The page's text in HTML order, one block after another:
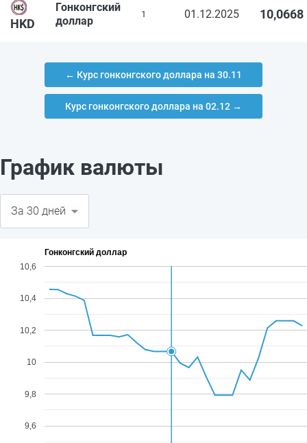
HKD
Гонконгский
доллар
1 01.12.2025 10,0668
← Курс гонконгского доллара на 30.11
Курс гонконгского доллара на 02.12 →
График валюты
Гонконгский доллар
9,6
9,8
10
10,2
10,4
10,6